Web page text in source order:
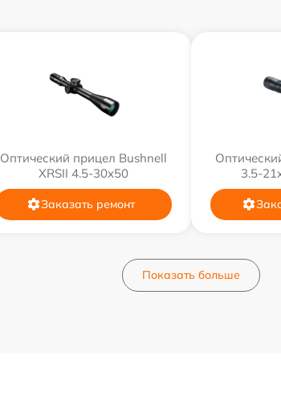
Оптический прицел Bushnell
XRSII 4.5-30x50
Заказать ремонт
3.5-
Показать больше